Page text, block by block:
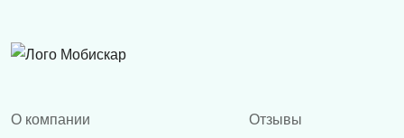
О компании Отзывы